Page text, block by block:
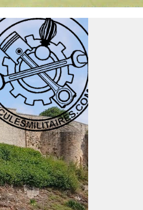
en aide, ou simplement partager vos activités.